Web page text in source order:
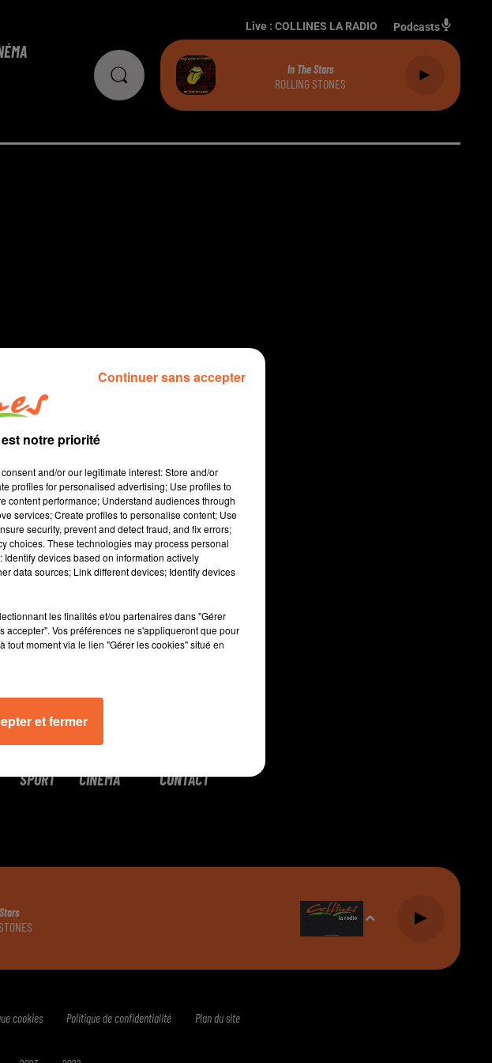
Live : COLLINES LA RADIO Podcasts
In The Stars
ROLLING STONES
SPORT CINÉMA CONTACT
cookies Politique de confidentialité Plan du site
notre priorité
and/or our legitimate interest: Store and/or
profiles for personalised advertising; Use profiles to
content performance; Understand audiences through
services; Create profiles to personalise content; Use
security, prevent and detect fraud, and fix errors;
choices. These technologies may process personal
devices based on information actively
data sources; Link different devices; Identify devices
les finalités et/ou partenaires dans "Gérer
Vos préférences ne s'appliqueront que pour
tout moment via le lien "Gérer les cookies" situé en
et fermer
Continuer sans accepter